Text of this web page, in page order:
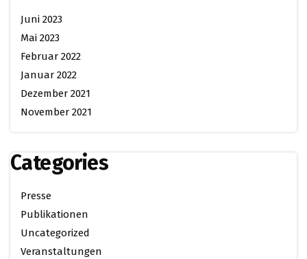
Juni 2023
Mai 2023
Februar 2022
Januar 2022
Dezember 2021
November 2021
Categories
Presse
Publikationen
Uncategorized
Veranstaltungen